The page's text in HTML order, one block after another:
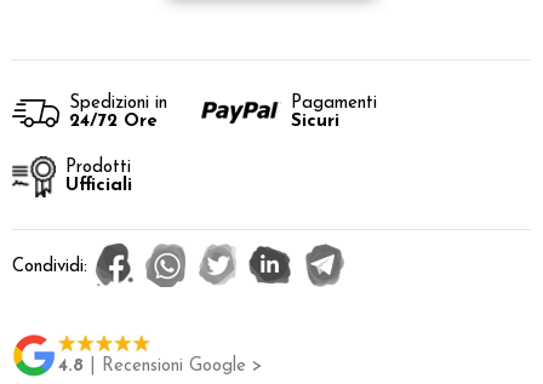
Spedizioni in
24/72 Ore
Pagamenti
Sicuri
Prodotti
Ufficiali
Condividi:
4.8 | Recensioni Google >